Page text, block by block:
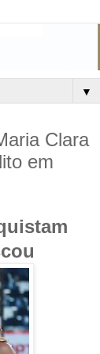
▼
Clara
em